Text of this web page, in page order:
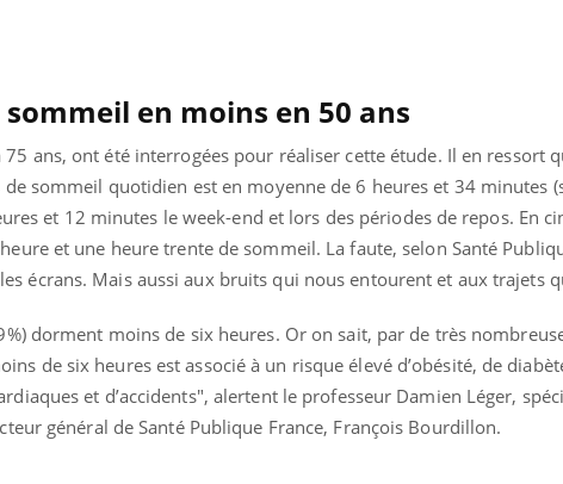
en moins en 50 ans
ans, ont été interrogées pour réaliser cette étude. Il en ressort
sommeil quotidien est en moyenne de 6 heures et 34 minutes
et 12 minutes le week-end et lors des périodes de repos. En
et une heure trente de sommeil. La faute, selon Santé
écrans. Mais aussi aux bruits qui nous entourent et aux trajets
dorment moins de six heures. Or on sait, par de très
de six heures est associé à un risque élevé d’obésité, de
et d’accidents", alertent le professeur Damien Léger,
général de Santé Publique France, François Bourdillon.